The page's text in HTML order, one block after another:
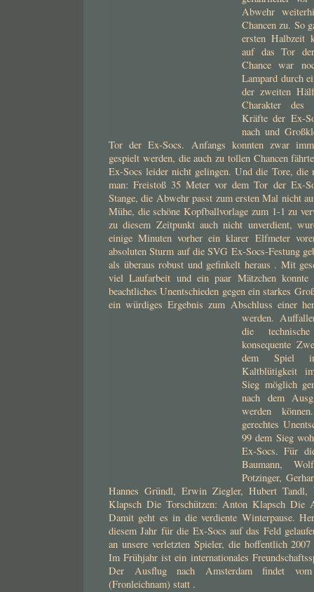
Abwehr
Chancen zu. So
ersten Halbzeit
auf das Tor
Chance war
Lampard durch
der zweiten
Charakter des
Kräfte der Ex-
nach und
Tor der Ex-Socs. Anfangs konnten zwar
gespielt werden, die auch zu tollen Chancen
Ex-Socs leider nicht gelingen. Und die Tore, die
man: Freistoß 35 Meter vor dem Tor der Ex-
Stange, die Abwehr passt zum ersten Mal nicht
Mühe, die schöne Kopfballvorlage zum 1-1 zu
zu diesem Zeitpunkt auch nicht unverdient,
einige Minuten vorher ein klarer Elfmeter
absoluten Sturm auf die SVG Ex-Socs-Festung
als überaus robust und gefinkelt heraus . Mit
viel Laufarbeit und ein paar Mätzchen
beachtliches Unentschieden gegen ein starkes
ein würdiges Ergebnis zum Abschluss einer
werden.
die
konsequente
dem Spiel
Kaltblütigkeit
Sieg möglich
nach dem
werden
gerechtes
99 dem Sieg
Ex-Socs. Für
Baumann,
Potzinger,
Hannes Gründl, Erwin Ziegler, Hubert Tandl,
Klapsch Die Torschützen: Anton Klapsch Die
Damit geht es in die verdiente Winterpause.
diesem Jahr für die Ex-Socs auf das Feld
an unsere verletzten Spieler, die hoffentlich
Im Frühjahr ist ein internationales
Der Ausflug nach Amsterdam findet
(Fronleichnam) statt .